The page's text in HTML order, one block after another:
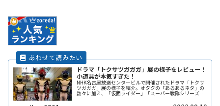
ドラマ「トクサツガガガ」展の様子をレビュー！
小道具が本気すぎた！
NHK名古屋放送センタービルで開催されたドラマ「トクサ
ツガガガ」展の様子を紹介。オタクの「あるあるネタ」の
数々に加え、「仮面ライダー」「スーパー戦隊シリーズ」